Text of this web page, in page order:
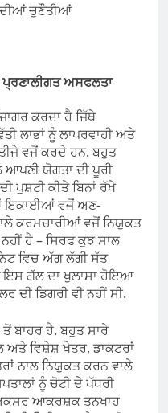
ਦੀਆਂ ਚੁਣੌਤੀਆਂ
ਪ੍ਰਣਾਲੀਗਤ ਅਸਫਲਤਾ
ਕਰਦਾ ਹੈ ਜਿੱਥੇ
ਲਾਭਾਂ ਨੂੰ ਲਾਪਰਵਾਹੀ ਅਤੇ
ਵਜੋਂ ਕਰਦੇ ਹਨ. ਬਹੁਤ
ਆਪਣੀ ਯੋਗਤਾ ਦੀ ਪੂਰੀ
ਪੁਸ਼ਟੀ ਕੀਤੇ ਬਿਨਾਂ ਰੱਖੇ
ਇਕਾਈਆਂ ਵਜੋਂ ਅਣ-
ਕਰਮਚਾਰੀਆਂ ਵਜੋਂ ਨਿਯੁਕਤ
ਹੈ – ਸਿਰਫ ਕੁਝ ਸਾਲ
ਵਿਚ ਅੱਗ ਲੱਗੀ ਸੱਤ
ਗੱਲ ਦਾ ਖੁਲਾਸਾ ਹੋਇਆ
ਦੀ ਡਿਗਰੀ ਵੀ ਨਹੀਂ ਸੀ.
ਬਾਹਰ ਹੈ. ਬਹੁਤ ਸਾਰੇ
ਅਤੇ ਵਿਸ਼ੇਸ਼ ਖੇਤਰ, ਡਾਕਟਰਾਂ
ਨਾਲ ਨਿਯੁਕਤ ਕਰਨ ਵਾਲੇ
ਨੂੰ ਚੋਟੀ ਦੇ ਪੱਧਰੀ
ਆਕਰਸ਼ਕ ਤਨਖਾਹ